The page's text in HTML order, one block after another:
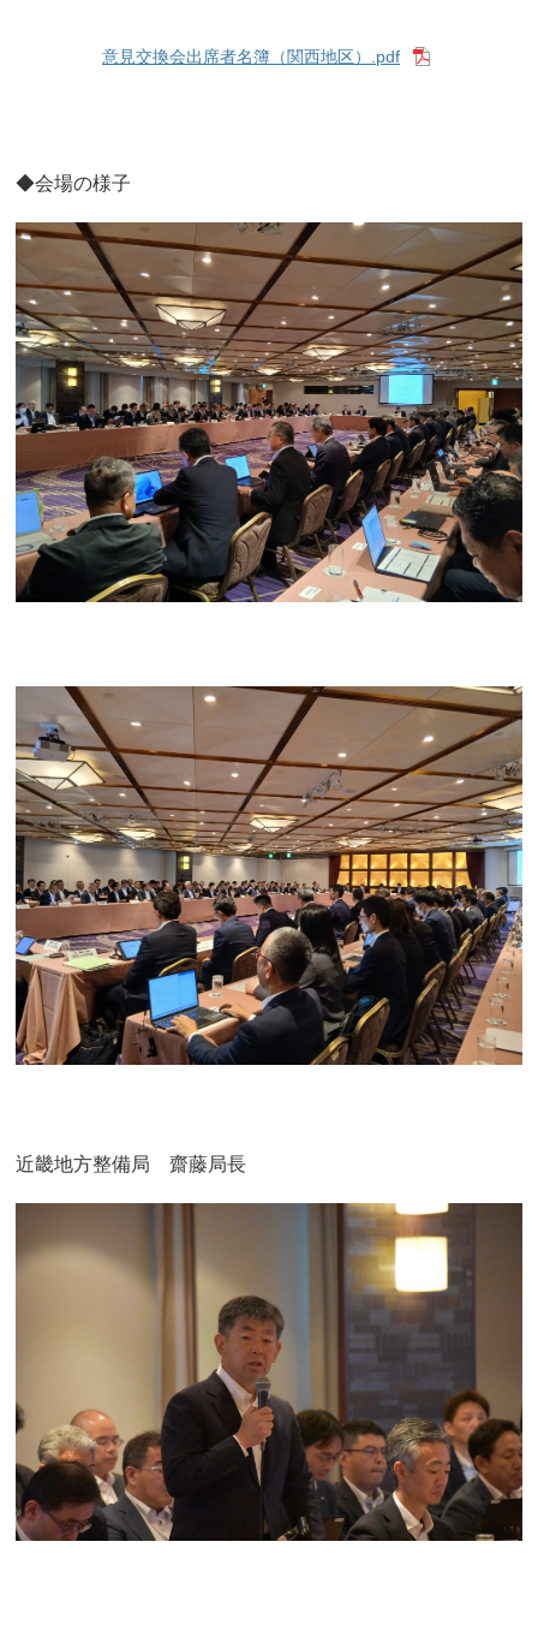
意見交換会出席者名簿（関西地区）.pdf
◆会場の様子
近畿地方整備局 齋藤局長